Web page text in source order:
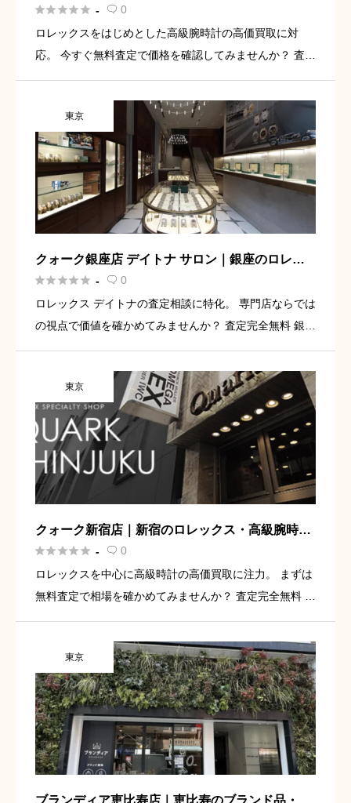
計買取専門店
 -  0
ロレックスをはじめとした高級腕時計の高価買取に対
応。 今すぐ無料査定で価格を確認してみませんか？ 査定
こちら 上野でロレックスを売るならクォーク上野本店の
無料査定 上 […]
東京
クォーク銀座店 デイトナ サロン｜銀座のロレッ
クス デイトナ買取専門店
 -  0
ロレックス デイトナの査定相談に特化。 専門店ならでは
の視点で価値を確かめてみませんか？ 査定完全無料 銀座
無料査定を依頼してみる 銀座でロレックス デイトナを売
るな […]
東京
クォーク新宿店｜新宿のロレックス・高級腕時計
買取専門店
 -  0
ロレックスを中心に高級時計の高価買取に注力。 まずは
無料査定で相場を確かめてみませんか？ 査定完全無料 店
アクセス 無料査定を依頼してみる 新宿でロレックスや高
級時 […]
東京